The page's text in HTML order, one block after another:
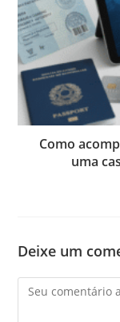
Como
uma
Deixe um
Comentário